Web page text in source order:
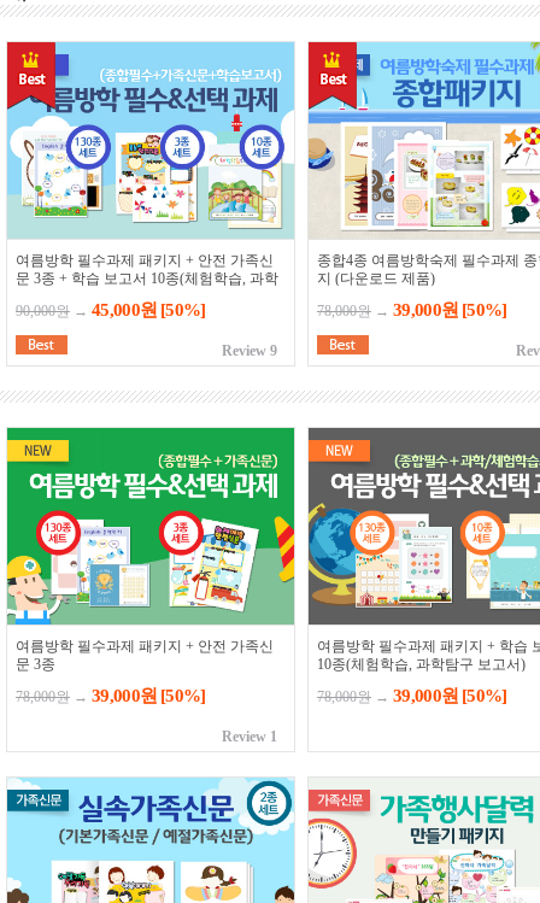
Review 9
여름방학 필수과제 패키지 + 안전 가족신
문 3종 + 학습 보고서 10종(체험학습, 과학
90,000원 → 45,000원 [50%]
종합4종 여름방학숙제 필수과제
지 (다운로드 제품)
78,000원 → 39,000원 [50%]
Review 1
여름방학 필수과제 패키지 + 안전 가족신
문 3종
78,000원 → 39,000원 [50%]
여름방학 필수과제 패키지 + 학습
10종(체험학습, 과학탐구 보고서)
78,000원 → 39,000원 [50%]